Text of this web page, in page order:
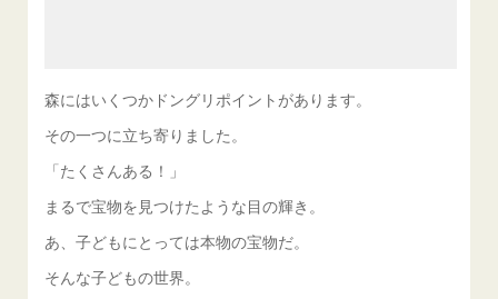
森にはいくつかドングリポイントがあります。
その一つに立ち寄りました。
「たくさんある！」
まるで宝物を見つけたような目の輝き。
あ、子どもにとっては本物の宝物だ。
そんな子どもの世界。